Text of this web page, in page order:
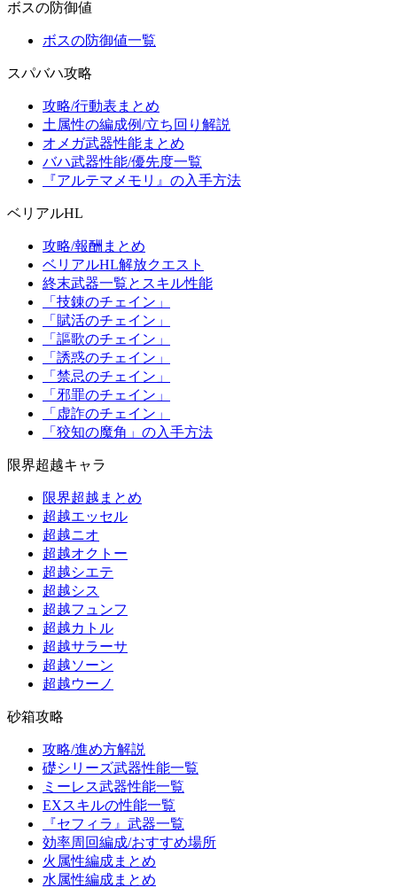
ボスの防御値
ボスの防御値一覧
スパバハ攻略
攻略/行動表まとめ
土属性の編成例/立ち回り解説
オメガ武器性能まとめ
バハ武器性能/優先度一覧
『アルテマメモリ』の入手方法
ベリアルHL
攻略/報酬まとめ
ベリアルHL解放クエスト
終末武器一覧とスキル性能
「技錬のチェイン」
「賦活のチェイン」
「謳歌のチェイン」
「誘惑のチェイン」
「禁忌のチェイン」
「邪罪のチェイン」
「虚詐のチェイン」
「狡知の魔角」の入手方法
限界超越キャラ
限界超越まとめ
超越エッセル
超越ニオ
超越オクトー
超越シエテ
超越シス
超越フュンフ
超越カトル
超越サラーサ
超越ソーン
超越ウーノ
砂箱攻略
攻略/進め方解説
礎シリーズ武器性能一覧
ミーレス武器性能一覧
EXスキルの性能一覧
『セフィラ』武器一覧
効率周回編成/おすすめ場所
火属性編成まとめ
水属性編成まとめ